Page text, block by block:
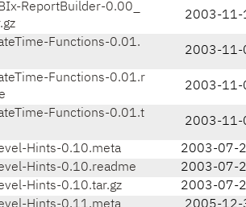
ReportBuilder-0.00_
2003-11-
Functions-0.01.
2003-11-
Functions-0.01.r
2003-11-
Functions-0.01.t
2003-11-
Hints-0.10.meta 2003-07-
Hints-0.10.readme
2003-07-
Hints-0.10.tar.gz
2003-07-